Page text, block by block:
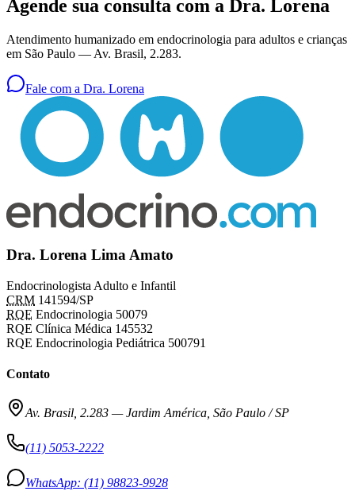
Agende sua consulta com a Dra. Lorena
Atendimento humanizado em endocrinologia para adultos e crianças
em São Paulo — Av. Brasil, 2.283.
Fale com a Dra. Lorena
Dra. Lorena Lima Amato
Endocrinologista Adulto e Infantil
CRM 141594/SP
RQE Endocrinologia 50079
RQE Clínica Médica 145532
RQE Endocrinologia Pediátrica 500791
Contato
Av. Brasil, 2.283 —Jardim América, São Paulo / SP
(11) 5053-2222
WhatsApp: (11) 98823-9928